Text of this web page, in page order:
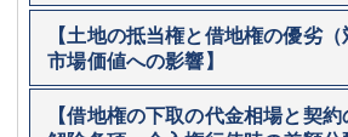
【土地の抵当権と借地権の優劣（
市場価値への影響】
【借地権の下取の代金相場と契